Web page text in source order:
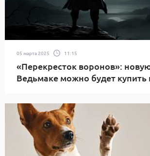
05 марта 2025 11:15
«Перекресток воронов»:
Ведьмаке можно будет купить